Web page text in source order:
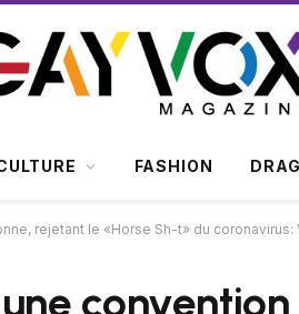
FASHION DRAG
rejetant le «Horse Sh-t» du coronavirus:
convention